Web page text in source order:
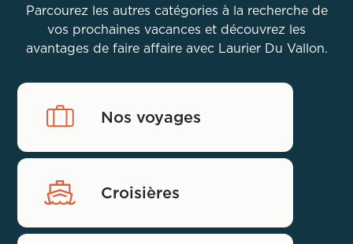
Parcourez les autres catégories à la recherche de
vos prochaines vacances et découvrez les
avantages de faire affaire avec Laurier Du Vallon.
Nos voyages
Croisières